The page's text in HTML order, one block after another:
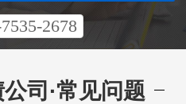
2678
司·常见问题